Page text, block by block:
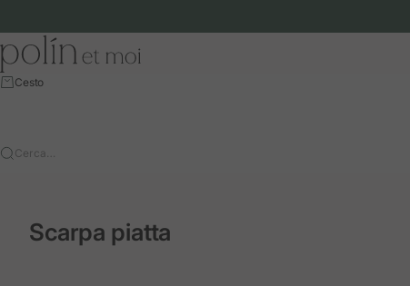
Polín et moi - EU
Cesto
Cerca…
Scarpa piatta